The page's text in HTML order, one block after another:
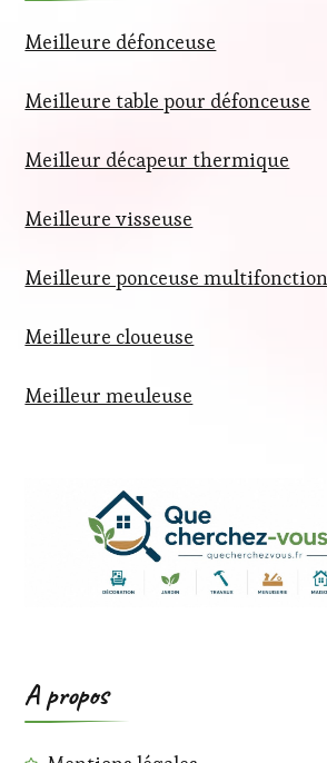
Meilleure défonceuse
Meilleure table pour défonceuse
Meilleur décapeur thermique
Meilleure visseuse
Meilleure ponceuse multifonction
Meilleure cloueuse
Meilleur meuleuse
A propos